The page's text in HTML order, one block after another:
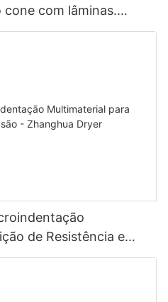
com lâminas.
com
de Resistência e